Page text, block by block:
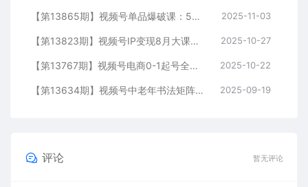
【第13865期】视频号单品爆破课：5类直播间拆解、起号全流程、投流技巧，单场GMV10万+ 2025-11-03
【第13823期】视频号IP变现8月大课，覆盖IP定位+内容创作+流量获取+合规运营+商业转化 2025-10-27
【第13767期】视频号电商0-1起号全案课：账号搭建+推流逻辑+微付费调整，等实操体系 2025-10-22
【第13634期】视频号中老年书法矩阵自动化：起号+AI剪辑+批量引流 7天起量30天涨粉10w+ 2025-09-19
评论 暂无评论